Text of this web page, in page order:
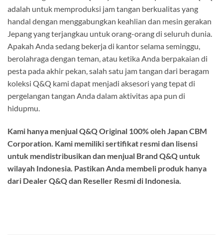
adalah untuk memproduksi jam tangan berkualitas yang
handal dengan menggabungkan keahlian dan mesin gerakan
Jepang yang terjangkau untuk orang-orang di seluruh dunia.
Apakah Anda sedang bekerja di kantor selama seminggu,
berolahraga dengan teman, atau ketika Anda berpakaian di
pesta pada akhir pekan, salah satu jam tangan dari beragam
koleksi Q&Q kami dapat menjadi aksesori yang tepat di
pergelangan tangan Anda dalam aktivitas apa pun di
hidupmu.
Kami hanya menjual Q&Q Original 100% oleh Japan CBM
Corporation. Kami memiliki sertifikat resmi dan lisensi
untuk mendistribusikan dan menjual Brand Q&Q untuk
wilayah Indonesia. Pastikan Anda membeli produk hanya
dari Dealer Q&Q dan Reseller Resmi di Indonesia.